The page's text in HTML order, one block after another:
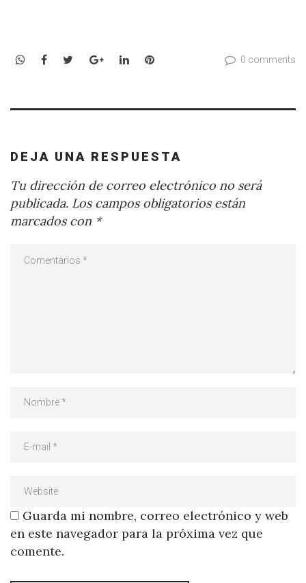
WhatsApp
Facebook
TwitterGoogle+LinkedInPinterest 0 comments
DEJA UNA RESPUESTA
Tu dirección de correo electrónico no será
publicada. Los campos obligatorios están
marcados con *
Guarda mi nombre, correo electrónico y web
en este navegador para la próxima vez que
comente.